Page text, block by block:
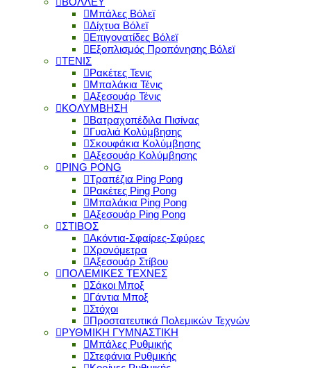
Μπάλες Βόλεϊ
Δίχτυα Βόλεϊ
Επιγονατίδες Βόλεϊ
Εξοπλισμός Προπόνησης Βόλεϊ
ΤΕΝΙΣ
Ρακέτες Τενις
Μπαλάκια Τένις
Αξεσουάρ Τένις
ΚΟΛΥΜΒΗΣΗ
Βατραχοπέδιλα Πισίνας
Γυαλιά Κολύμβησης
Σκουφάκια Κολύμβησης
Αξεσουάρ Κολύμβησης
PING PONG
Τραπέζια Ping Pong
Ρακέτες Ping Pong
Μπαλάκια Ping Pong
Αξεσουάρ Ping Pong
ΣΤΙΒΟΣ
Ακόντια-Σφαίρες-Σφύρες
Χρονόμετρα
Αξεσουάρ Στίβου
ΠΟΛΕΜΙΚΕΣ ΤΕΧΝΕΣ
Σάκοι Μποξ
Γάντια Μποξ
Στόχοι
Προστατευτικά Πολεμικών Τεχνών
ΡΥΘΜΙΚΗ ΓΥΜΝΑΣΤΙΚΗ
Μπάλες Ρυθμικής
Στεφάνια Ρυθμικής